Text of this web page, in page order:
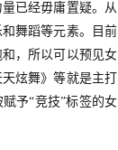
已经毋庸置疑。从
舞蹈等元素。目前
，所以可以预见女
炫舞》等就是主打
予“竞技”标签的女